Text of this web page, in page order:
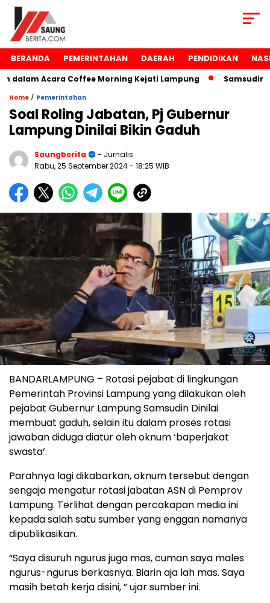
BERANDA PEMERINTAHAN DAERAH PENDIDIKAN
dalam Acara Coffee Morning Kejati Lampung Samsudin
Home / Pemerintahan
Soal Roling Jabatan, Pj Gubernur
Lampung Dinilai Bikin Gaduh
Saungberita
- Jurnalis
Rabu, 25 September 2024- 18:25 WIB
BANDARLAMPUNG – Rotasi pejabat di lingkungan
Pemerintah Provinsi Lampung yang dilakukan oleh
pejabat Gubernur Lampung Samsudin Dinilai
membuat gaduh, selain itu dalam proses rotasi
jawaban diduga diatur oleh oknum ‘baperjakat
swasta’.
Parahnya lagi dikabarkan, oknum tersebut dengan
sengaja mengatur rotasi jabatan ASN di Pemprov
Lampung. Terlihat dengan percakapan media ini
kepada salah satu sumber yang enggan namanya
dipublikasikan.
“Saya disuruh ngurus juga mas, cuman saya males
ngurus-ngurus berkasnya. Biarin aja lah mas. Saya
masih betah kerja disini, ” ujar sumber ini.